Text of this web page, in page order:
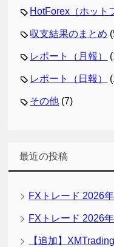
HotForex（ホット
収支結果のまとめ
レポート（月報）
レポート（日報）
その他 (7)
最近の投稿
FXトレード 2026
FXトレード 2026
【追加】